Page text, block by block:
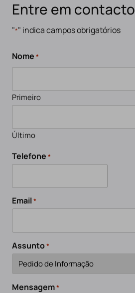
Entre em contacto
"*" indica campos obrigatórios
Nome *
Primeiro
Último
Telefone *
Email*
Assunto*
Mensagem*